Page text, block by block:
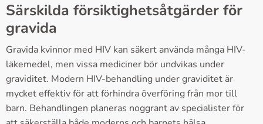
Särskilda försiktighetsåtgärder för
gravida
Gravida kvinnor med HIV kan säkert använda många HIV-
läkemedel, men vissa mediciner bör undvikas under
graviditet. Modern HIV-behandling under graviditet är
mycket effektiv för att förhindra överföring från mor till
barn. Behandlingen planeras noggrant av specialister för